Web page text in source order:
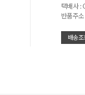
택배사 :
반품주
배송조